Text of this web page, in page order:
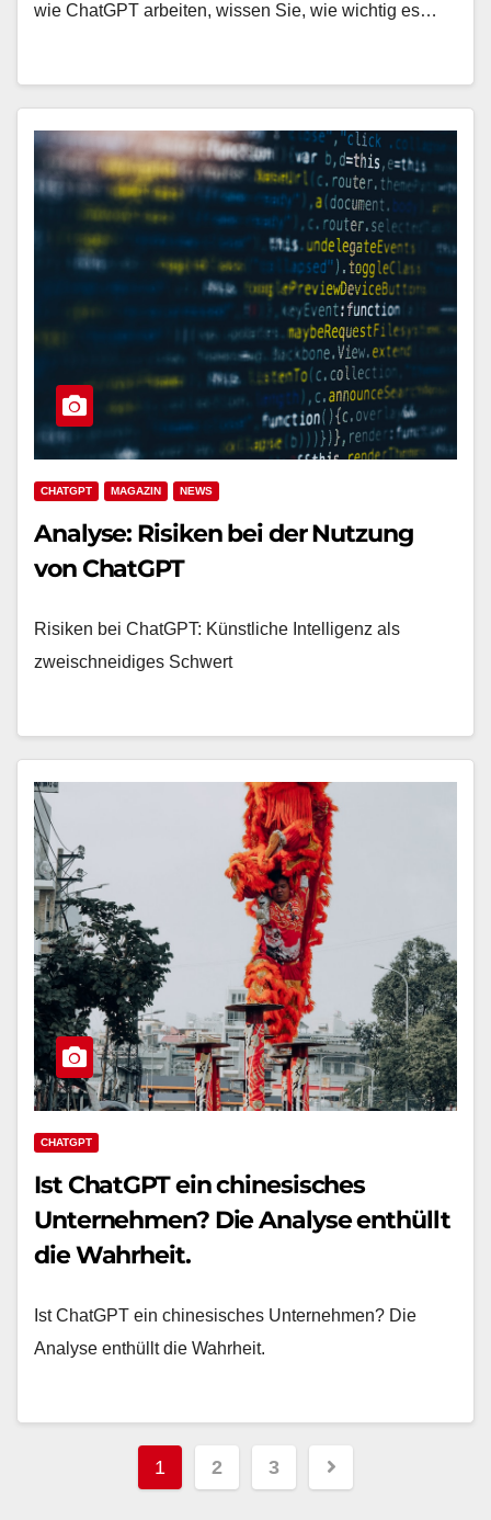
wie ChatGPT arbeiten, wissen Sie, wie wichtig es…
CHATGPT MAGAZIN NEWS
Analyse: Risiken bei der Nutzung
von ChatGPT
Risiken bei ChatGPT: Künstliche Intelligenz als
zweischneidiges Schwert
CHATGPT
Ist ChatGPT ein chinesisches
Unternehmen? Die Analyse enthüllt
die Wahrheit.
Ist ChatGPT ein chinesisches Unternehmen? Die
Analyse enthüllt die Wahrheit.
1 2 3